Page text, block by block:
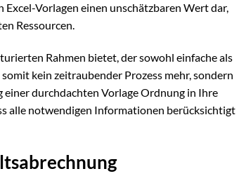
Vorlagen einen unschätzbaren Wert dar,
Ressourcen.
Rahmen bietet, der sowohl einfache als
kein zeitraubender Prozess mehr, sondern
einer durchdachten Vorlage Ordnung in Ihre
alle notwendigen Informationen berücksichtigt